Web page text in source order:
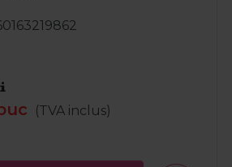
(TVA inclus)